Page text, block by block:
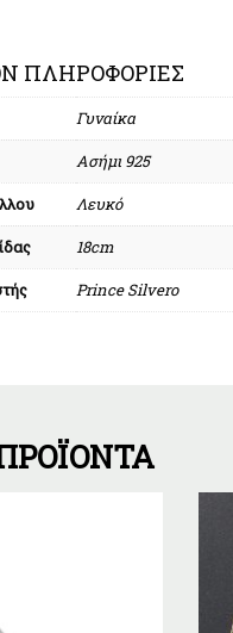
ΠΛΗΡΟΦΟΡΊΕΣ
Γυναίκα
Ασήμι 925
Λευκό
18cm
Prince Silvero